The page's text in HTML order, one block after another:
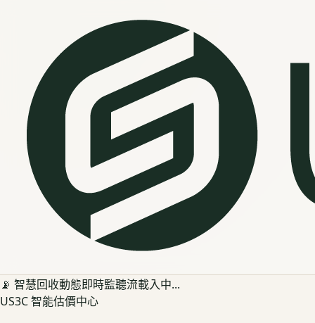
📡 智慧回收動態即時監聽流載入中...
US3C 智能估價中心